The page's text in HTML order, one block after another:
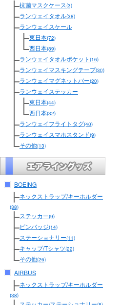
抗菌マスクケース(3)
ランウェイタオル(38)
ランウェイスケール
東日本(72)
西日本(89)
ランウェイタオルポケット (16)
ランウェイマスキングテープ(30)
ランウェイマグネットバー(20)
ランウェイステッカー
東日本(44)
西日本(32)
ランウェイフライトタグ(40)
ランウェイスマホスタンド(9)
その他(13)
BOEING
ネックストラップ/キーホルダー
(38)
ステッカー(9)
ピンバッジ(14)
ステーショナリー(11)
キャップ/Tシャツ(22)
その他(26)
AIRBUS
ネックストラップ/キーホルダー
(38)